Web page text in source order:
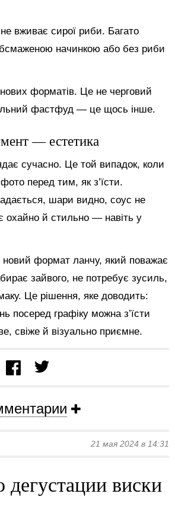
вживає сирої риби. Багато
обсмаженою начинкою або без риби
форматів. Це не черговий
фастфуд — це щось інше.
— естетика
сучасно. Це той випадок, коли
перед тим, як з’їсти.
шари видно, соус не
охайно й стильно — навіть у
формат ланчу, який поважає
зайвого, не потребує зусиль,
Це рішення, яке доводить:
посеред графіку можна з’їсти
свіже й візуально приємне.
21 мая 2024 в 14:31
дегустации виски